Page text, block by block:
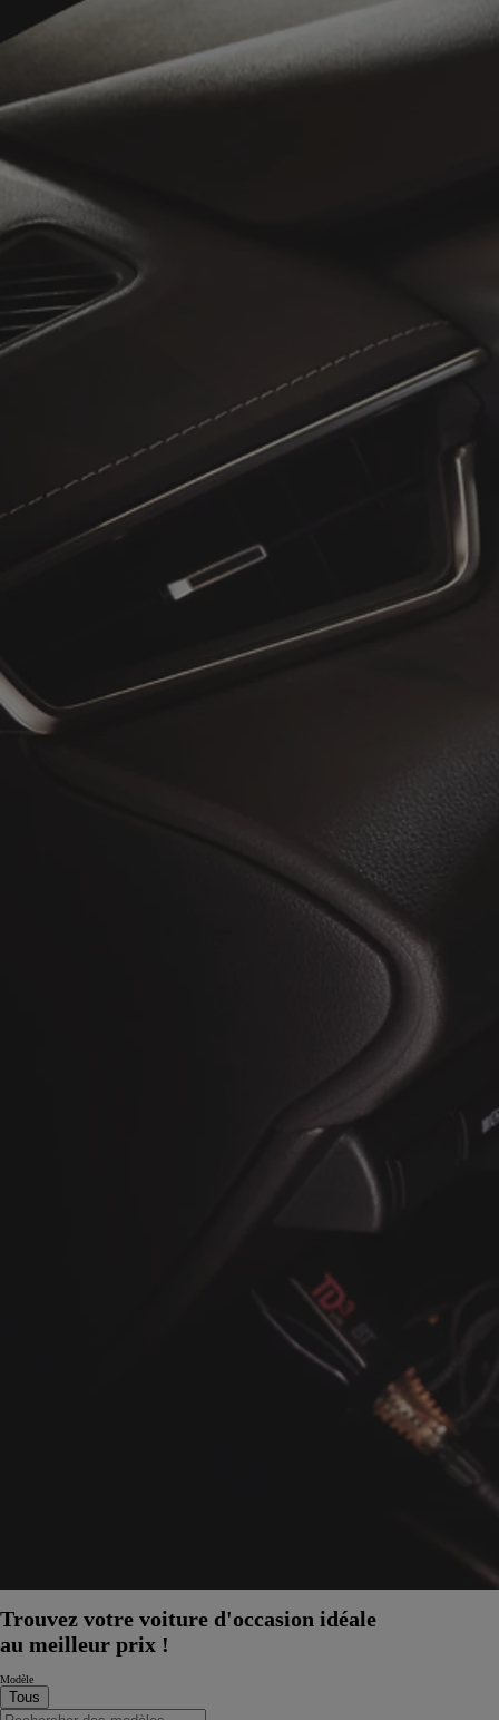
Trouvez votre voiture d'occasion idéale
au meilleur prix !
Modèle